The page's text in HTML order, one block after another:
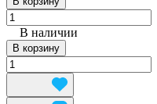
В наличии
В корзину